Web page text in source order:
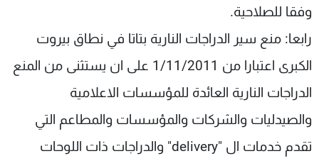
وفقا للصلاحية.
رابعا: منع سير الدراجات النارية بتاتا في نطاق بيروت
الكبرى اعتبارا من 1/11/2011 على ان يستثنى من المنع
الدراجات النارية العائدة للمؤسسات الاعلامية
والصيدليات والشركات والمؤسسات والمطاعم التي
تقدم خدمات ال "delivery" والدراجات ذات اللوحات